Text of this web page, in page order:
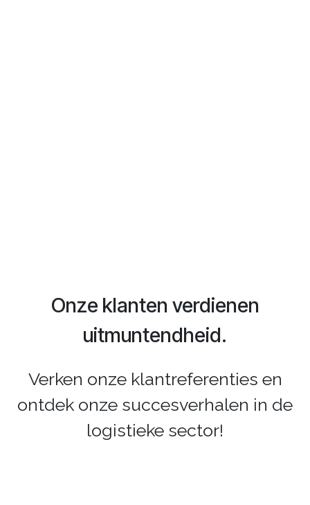
Onze klanten verdienen
uitmuntendheid.
Verken onze klantreferenties en
ontdek onze succesverhalen in de
logistieke sector!